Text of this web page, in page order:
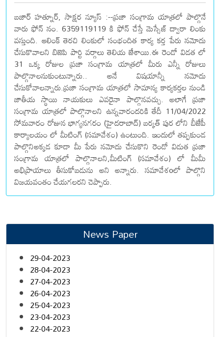
బజార్ హత్నూర్, సాక్షర న్యూస్ :--ప్రజా సంగ్రామ యాత్రలో పాల్గొనే
వారు ఫోన్ నం. 6359119119 కి ఫోన్ చేస్తే మెస్సేజ్ ద్వారా లింకు
వస్తుంది. ఆలింక్ తెరచి లింకులో సంభందిత కార్య కర్త పేరు నమోదు
చేసుకొవాలని బిజెపి పార్టి వర్గాలు తెలియ జేశాయి.ఈ రెండో విడత లో
31 ఒక్క రోజుల ప్రజా సంగ్రామ యాత్రలో మీరు ఎన్నీ రోజులు
పాల్గొనాలనుకుంటున్నారు.. అనే విషయాన్నీ నమోదు
చేసుకోవాలన్నారు.ప్రజా సంగ్రామ యాత్రలో సామాన్య కార్యకర్తల నుండి
జాతీయ స్థాయి నాయకులు ఎవరైనా పాల్గొనవచ్చు. అలాగే ప్రజా
సంగ్రామ యాత్రలో పాల్గొనాలని ఉన్నవారందరికి తేదీ 11/04/2022
సోమవారం రోజున భాగ్యనగరం (హైదరాబాద్) బర్కత్ పుర లోని బీజేపీ
కార్యాలయం లో మీటింగ్ (సమావేశం) ఉంటుంది. ఇందులో తప్పకుండ
పాల్గొనిఅక్కడ కూడా మీ పేరు నమోదు చేసుకొని రెండో విడుత ప్రజా
సంగ్రామ యాత్రలో పాల్గొనాలని,మీటింగ్ (సమావేశం) లో మీమీ
అభిప్రాయాలు తీసుకోబడును అని అన్నారు. సమావేశoలో పాల్గొని
విజయవంతం చేయగలరని చెప్పారు.
News Paper
29-04-2023
28-04-2023
27-04-2023
26-04-2023
25-04-2023
23-04-2023
22-04-2023